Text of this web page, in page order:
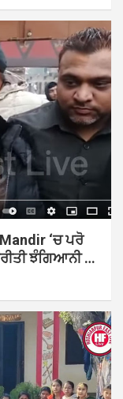
‘ਚ ਪਰੋ
ਝੰਗਿਆਨੀ …